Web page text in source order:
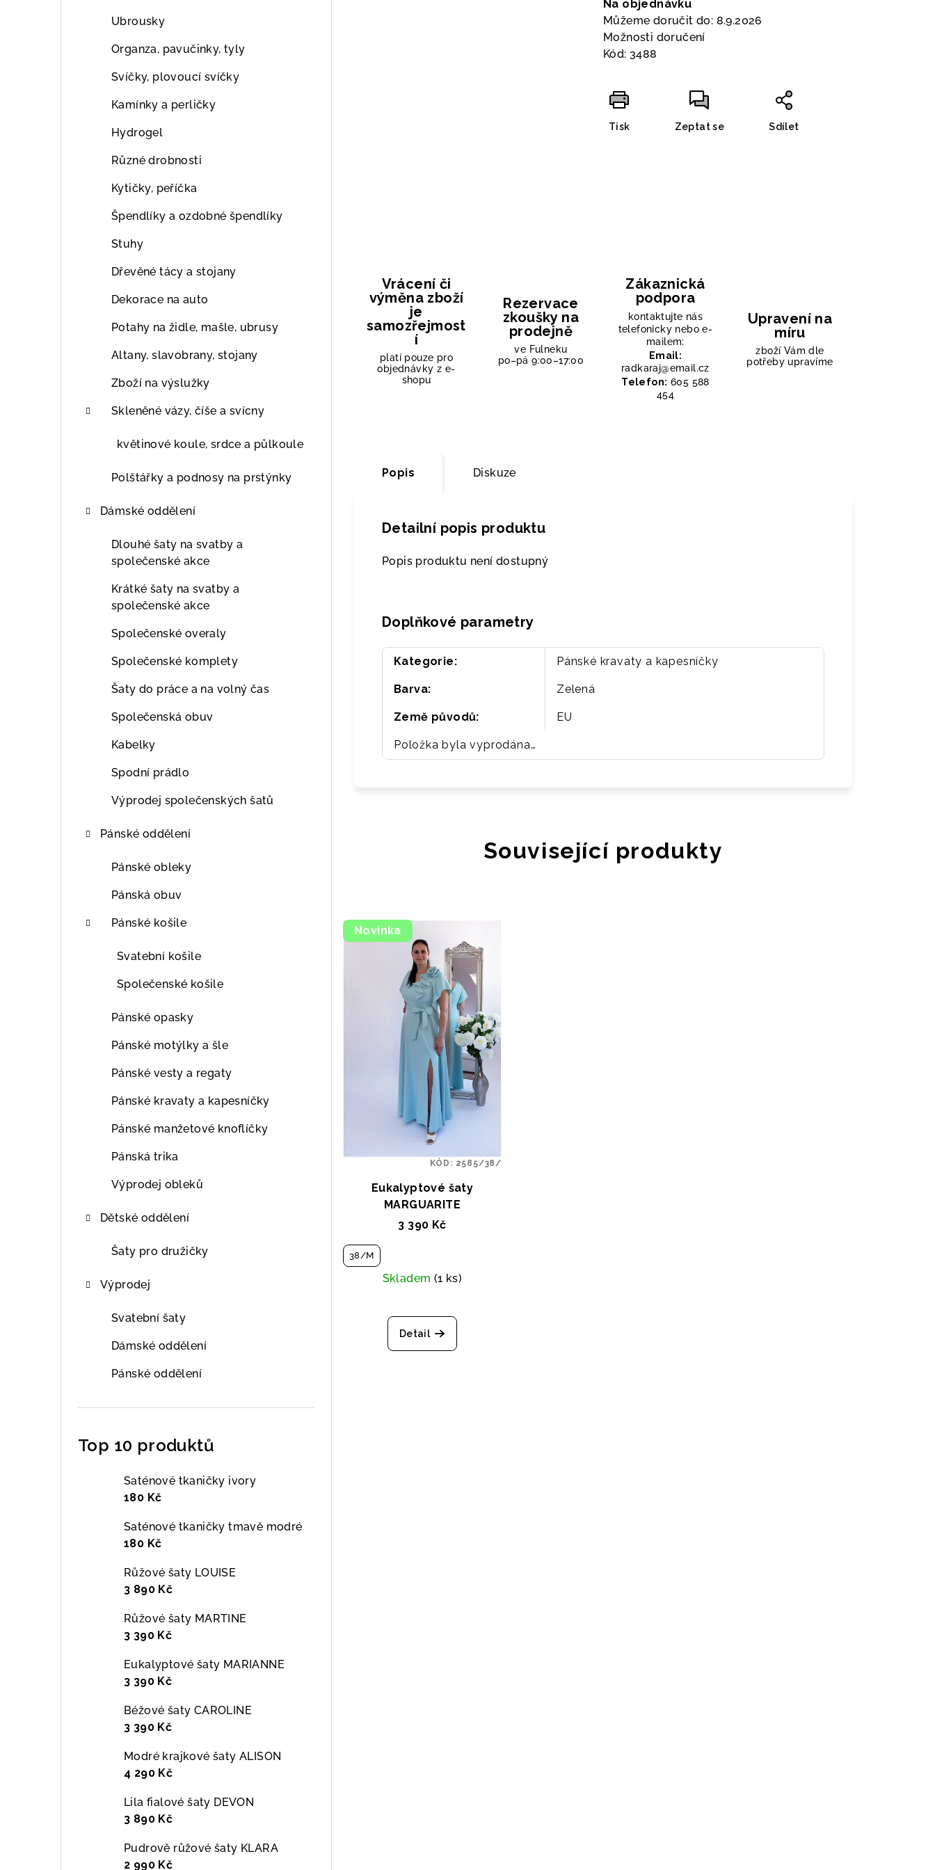
Ubrousky
Organza, pavučinky, tyly
Svíčky, plovoucí svíčky
Kamínky a perličky
Hydrogel
Různé drobnosti
Kytičky, peříčka
Špendlíky a ozdobné špendlíky
Stuhy
Dřevěné tácy a stojany
Dekorace na auto
Potahy na židle, mašle, ubrusy
Altany, slavobrany, stojany
Zboží na výslužky
Skleněné vázy, číše a svícny
květinové koule, srdce a půlkoule
Polštářky a podnosy na prstýnky
Dámské oddělení
Dlouhé šaty na svatby a
společenské akce
Krátké šaty na svatby a
společenské akce
Společenské overaly
Společenské komplety
Šaty do práce a na volný čas
Společenská obuv
Kabelky
Spodní prádlo
Výprodej společenských šatů
Pánské oddělení
Pánské obleky
Pánská obuv
Pánské košile
Svatební košile
Společenské košile
Pánské opasky
Pánské motýlky a šle
Pánské vesty a regaty
Pánské kravaty a kapesníčky
Pánské manžetové knoflíčky
Pánská trika
Výprodej obleků
Dětské oddělení
Šaty pro družičky
Výprodej
Svatební šaty
Dámské oddělení
Pánské oddělení
Top 10 produktů
Saténové tkaničky ivory
180 Kč
Saténové tkaničky tmavě modré
180 Kč
Růžové šaty LOUISE
3 890 Kč
Růžové šaty MARTINE
3 390 Kč
Eukalyptové šaty MARIANNE
3 390 Kč
Béžové šaty CAROLINE
3 390 Kč
Modré krajkové šaty ALISON
4 290 Kč
Lila fialové šaty DEVON
3 890 Kč
Pudrově růžové šaty KLARA
2 990 Kč
Na objednávku
Můžeme doručit do: 8.9.2026
Možnosti doručení
Kód: 3488
Tisk Zeptat se Sdílet
Vrácení či
výměna zboží
je
samozřejmost
í
platí pouze pro
objednávky z e-
shopu
Rezervace
zkoušky na
prodejně
ve Fulneku
po–pá 9:00–17:00
Zákaznická
podpora
kontaktujte nás
telefonicky nebo e-
mailem:
Email:
radkaraj@email.cz
Telefon: 605 588
454
Upravení na
míru
zboží Vám dle
potřeby upravíme
Popis Diskuze
Detailní popis produktu
Popis produktu není dostupný
Doplňkové parametry
Kategorie: Pánské kravaty a kapesníčky
Barva: Zelená
Země původů: EU
Položka byla vyprodána…
Související produkty
Novinka
Eukalyptové šaty
MARGUARITE
3 390 Kč
38/M
Skladem (1 ks)
Detail
KÓD: 2585/38/